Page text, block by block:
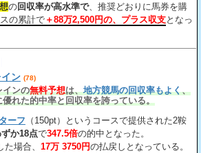
の回収率が高水準で、推奨どおりに馬券を購
の累計で＋88万2,500円の、プラス収支となっ
イン (78)
インの無料予想は、地方競馬の回収率もよく、
優れた的中率と回収率を誇っている。
ーフ （150pt）というコースで提供された2鞍
か18点で347.5倍の的中となった。
場合、 17万 3750円の払戻しとなっている。